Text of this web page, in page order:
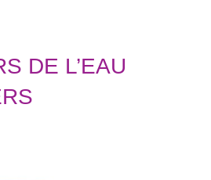
DE L’EAU